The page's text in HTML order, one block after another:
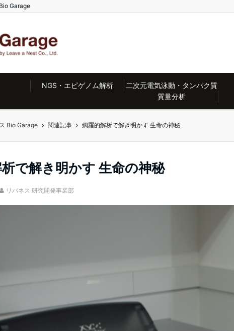
Garage
NGS・エピゲノム解析
二次元電気泳動・タンパク質
質量分析
Bio Garage 関連記事 網羅的解析で解き明かす 生命の神秘
で解き明かす 生命の神秘
リバネス 研究開発事業部